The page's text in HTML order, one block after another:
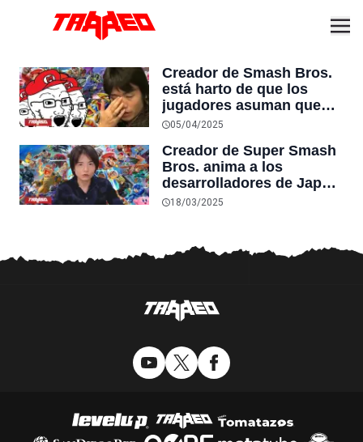
Creador de Smash Bros.
está harto de que los
jugadores asuman que
posee conocimientos
no puedo tuitear con
libertad…”
05/04/2025
Creador de Super Smash
Bros. anima a los
desarrolladores de Japón
a crear juegos que los
18/03/2025